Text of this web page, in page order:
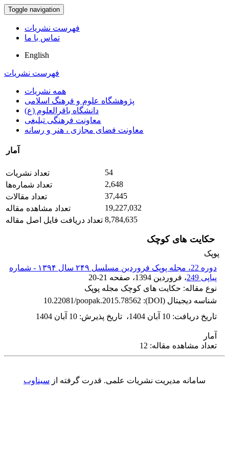
Toggle navigation
فهرست نشریات
تماس با ما
English
فهرست نشریات
همه نشریات
پژوهشگاه علوم و فرهنگ اسلامی
دانشگاه باقرالعلوم (ع)
معاونت فرهنگی تبلیغی
معاونت فضای مجازی ، هنر و رسانه
آمار
تعداد نشریات
54
تعداد شماره‌ها
2,648
تعداد مقالات
37,445
تعداد مشاهده مقاله
19,227,032
تعداد دریافت فایل اصل مقاله 8,784,635
حکایت های کوچک
پوپک
دوره 22، مجله پوپک فروردین مسلسل ۲۴۹ سال ۱۳۹۴ - شماره
پیاپی 249
، فروردین 1394 ، صفحه 20-21
نوع مقاله: حکایت های کوچک مجله پوپک
شناسه دیجیتال (DOI):
10.22081/poopak.2015.78562
تاریخ دریافت: 10 آبان 1404 ، تاریخ پذیرش: 10 آبان 1404
آمار
تعداد مشاهده مقاله: 12
سامانه مدیریت نشریات علمی. قدرت گرفته از سیناوب